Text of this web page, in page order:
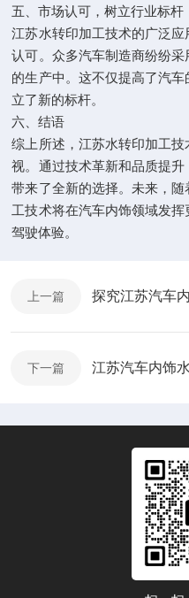
五、市场认可，树立行业标杆
江苏水转印加工技术的广泛
认可。众多汽车制造商纷纷
的生产中。这不仅提高了汽
立了新的标杆。
六、结语
综上所述，江苏水转印加工
视。通过技术革新和品质提
带来了全新的选择。未来，
工技术将在汽车内饰领域发
驾驶体验。
上一篇 探究江苏汽车
下一篇